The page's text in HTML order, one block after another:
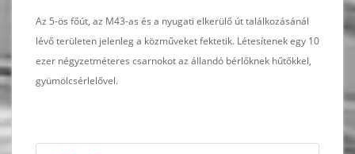
Az 5-ös főút, az M43-as és a nyugati elkerülő út találkozásánál
lévő területen jelenleg a közműveket fektetik. Létesítenek egy 10
ezer négyzetméteres csarnokot az állandó bérlőknek hűtőkkel,
gyümölcsérlelővel.